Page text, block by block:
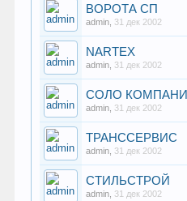
ВОРОТА СП
admin 31 дек 2002
NARTEX
admin 31 дек 2002
СОЛО КОМПАНИ
admin 31 дек 2002
ТРАНССЕРВИС
admin 31 дек 2002
СТИЛЬСТРОЙ
admin 31 дек 2002